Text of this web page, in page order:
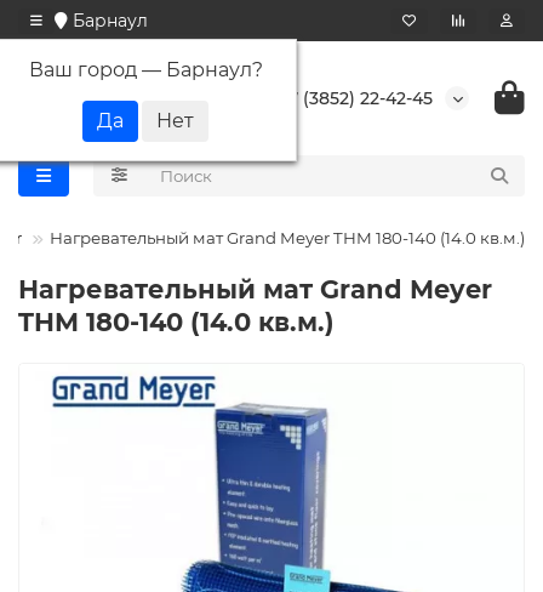
Барнаул
Ваш город — Барнаул?
+7 (3852) 22-42-45
Нагревательный мат Grand Meyer THM 180-140 (14.0 кв.м.)
Нагревательный мат Grand Meyer
THM 180-140 (14.0 кв.м.)